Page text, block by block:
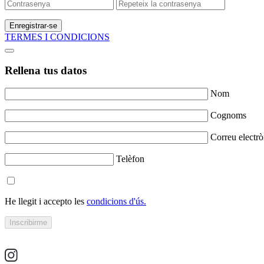
Enregistrar-se
TERMES I CONDICIONS
Rellena tus datos
Nom
Cognoms
Correu
Telèfon
He llegit i accepto les condicions d'ús.